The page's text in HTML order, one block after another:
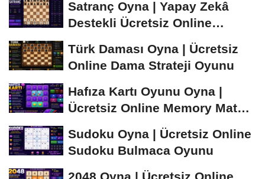
Satranç Oyna | Yapay Zekâ
Destekli Ücretsiz Online
Türk Daması Oyna | Ücretsiz
Online Dama Strateji Oyunu
Hafıza Kartı Oyunu Oyna |
Ücretsiz Online Memory Match
Sudoku Oyna | Ücretsiz Online
Sudoku Bulmaca Oyunu